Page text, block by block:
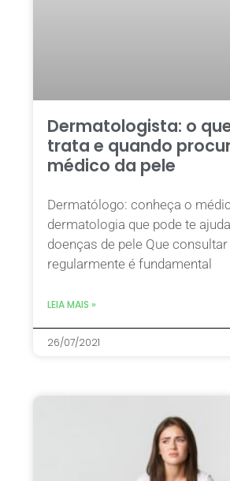
Dermatologista: o
trata e quando
médico da pele
Dermatólogo: conheça o
dermatologia que pode te
doenças de pele Que
regularmente é fundamental
LEIA MAIS »
26/07/2021